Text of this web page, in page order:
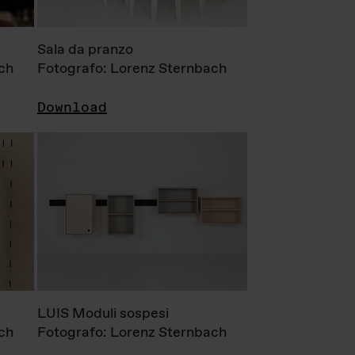
Sala da pranzo
Fotografo: Lorenz Sternbach
Download
LUIS Moduli sospesi
Fotografo: Lorenz Sternbach